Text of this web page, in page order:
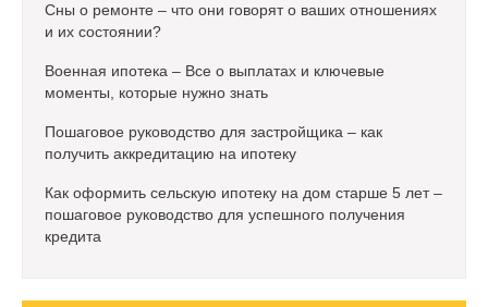
Сны о ремонте – что они говорят о ваших отношениях
и их состоянии?
Военная ипотека – Все о выплатах и ключевые
моменты, которые нужно знать
Пошаговое руководство для застройщика – как
получить аккредитацию на ипотеку
Как оформить сельскую ипотеку на дом старше 5 лет –
пошаговое руководство для успешного получения
кредита